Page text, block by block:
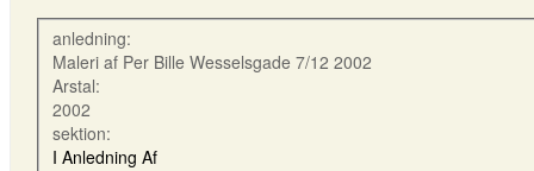
anledning:
Maleri af Per Bille Wesselsgade 7/12 2002
Arstal:
2002
sektion:
I Anledning Af